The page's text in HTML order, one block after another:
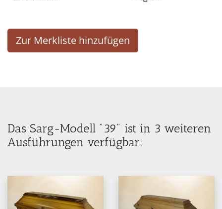
Zur Merkliste hinzufügen
Das Sarg-Modell "39" ist in 3 weiteren
Ausführungen verfügbar: